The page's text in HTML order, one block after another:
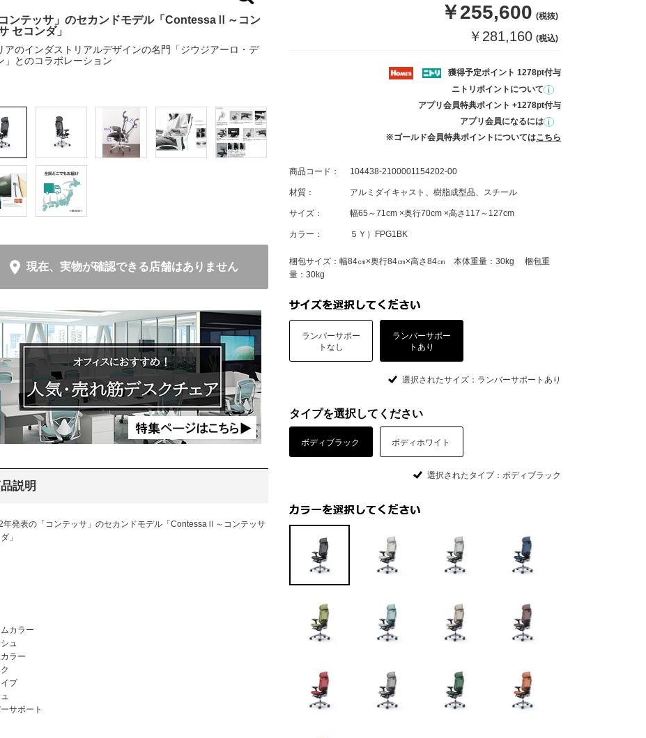
ンテッサ」のセカンドモデル「ContessaⅡ～コン
セコンダ」
アのインダストリアルデザインの名門「ジウジアーロ・デ
」とのコラボレーション
現在、実物が確認できる店舗はありません
説明
発表の「コンテッサ」のセカンドモデル「ContessaⅡ～コンテッサ
ダ」
カラー
ュ
ラー
プ
サポート
￥255,600 (税抜)
￥281,160 (税込)
獲得予定ポイント 1278pt付与
ニトリポイントについて
アプリ会員特典ポイント +1278pt付与
アプリ会員になるには
※ゴールド会員特典ポイントについてはこちら
商品コード： 104438-2100001154202-00
材質： アルミダイキャスト、樹脂成型品、スチール
サイズ： 幅65～71cm ×奥行70cm ×高さ117～127cm
カラー： ５Ｙ）FPG1BK
梱包サイズ：幅84㎝×奥行84㎝×高さ84㎝ 本体重量：30kg 梱包重
量：30kg
ランバーサポー
トなし
ランバーサポー
トあり
選択されたサイズ：ランバーサポートあり
タイプを選択してください
ボディブラック ボディホワイト
選択されたタイプ：ボディブラック